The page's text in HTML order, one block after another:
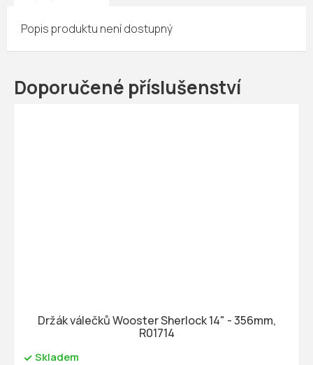
Doporučené příslušenství
Držák válečků Wooster Sherlock 14" - 356mm,
R01714
Skladem
Popis produktu není dostupný